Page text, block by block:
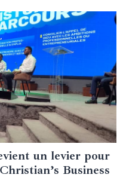
un levier pour
Business